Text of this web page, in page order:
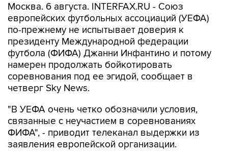
Москва. 6 августа. INTERFAX.RU - Союз
европейских футбольных ассоциаций (УЕФА)
по-прежнему не испытывает доверия к
президенту Международной федерации
футбола (ФИФА) Джанни Инфантино и потому
намерен продолжать бойкотировать
соревнования под ее эгидой, сообщает в
четверг Sky News.
"В УЕФА очень четко обозначили условия,
связанные с неучастием в соревнованиях
ФИФА", - приводит телеканал выдержки из
заявления европейской организации.